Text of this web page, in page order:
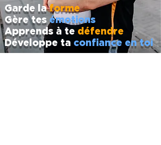
Garde laforme
Gère tes émotions
Apprends à te défendre
Développe ta confiance en toi